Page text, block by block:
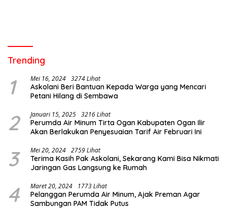
Trending
1 Mei 16, 2024 3274 Lihat
Askolani Beri Bantuan Kepada Warga yang Mencari
Petani Hilang di Sembawa
2 Januari 15, 2025 3216 Lihat
Perumda Air Minum Tirta Ogan Kabupaten Ogan Ilir
Akan Berlakukan Penyesuaian Tarif Air Februari Ini
3 Mei 20, 2024 2759 Lihat
Terima Kasih Pak Askolani, Sekarang Kami Bisa Nikmati
Jaringan Gas Langsung ke Rumah
4 Maret 20, 2024 1773 Lihat
Pelanggan Perumda Air Minum, Ajak Preman Agar
Sambungan PAM Tidak Putus